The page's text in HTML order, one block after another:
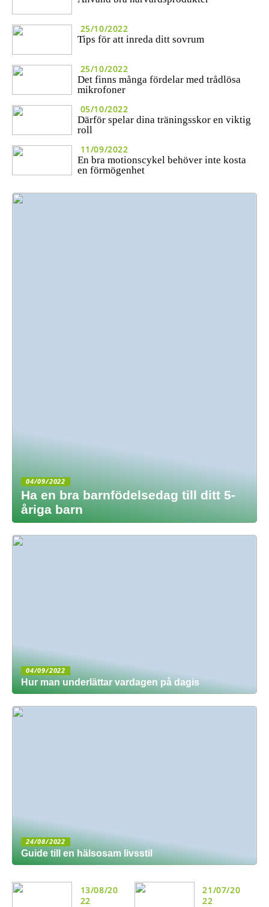
25/10/2022
Tips för att inreda ditt sovrum
25/10/2022
Det finns många fördelar med trådlösa
mikrofoner
05/10/2022
Därför spelar dina träningsskor en viktig
roll
11/09/2022
En bra motionscykel behöver inte kosta
en förmögenhet
04/09/2022
Ha en bra barnfödelsedag till ditt 5-
åriga barn
04/09/2022
Hur man underlättar vardagen på dagis
24/08/2022
Guide till en hälsosam livsstil
13/08/20
22
21/07/20
22